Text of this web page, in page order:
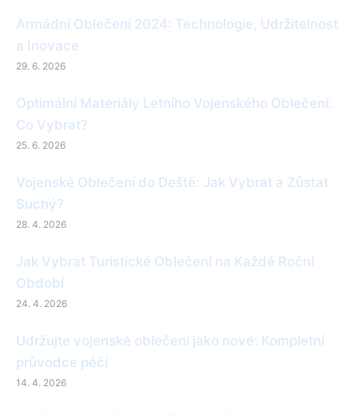
Armádní Oblečení 2024: Technologie, Udržitelnost
a Inovace
29. 6. 2026
Optimální Materiály Letního Vojenského Oblečení:
Co Vybrat?
25. 6. 2026
Vojenské Oblečení do Deště: Jak Vybrat a Zůstat
Suchý?
28. 4. 2026
Jak Vybrat Turistické Oblečení na Každé Roční
Období
24. 4. 2026
Udržujte vojenské oblečení jako nové: Kompletní
průvodce péčí
14. 4. 2026